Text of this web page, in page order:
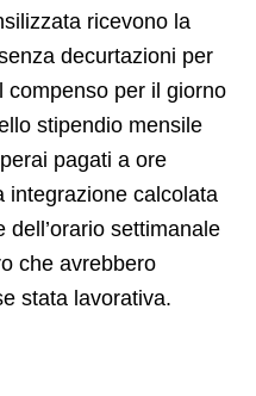
ricevono la
decurtazioni per
compenso per il giorno
stipendio mensile
pagati a ore
integrazione calcolata
settimanale
che avrebbero
stata lavorativa.